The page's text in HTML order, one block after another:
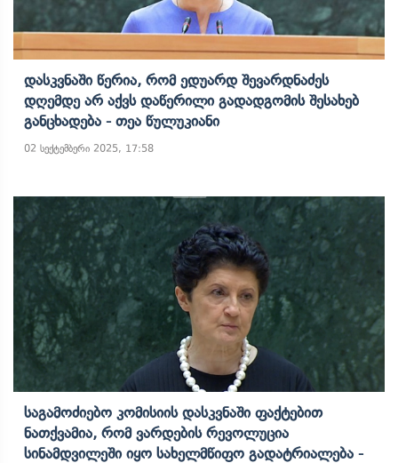
Დასკვნაში Წერია, Რომ Ედუარდ Შევარდნაძეს
Დღემდე Არ Აქვს Დაწერილი Გადადგომის Შესახებ
Განცხადება - Თეა Წულუკიანი
02 სექტემბერი 2025, 17:58
Საგამოძიებო Კომისიის Დასკვნაში Ფაქტებით
Ნათქვამია, Რომ Ვარდების Რევოლუცია
Სინამდვილეში Იყო Სახელმწიფო Გადატრიალება -